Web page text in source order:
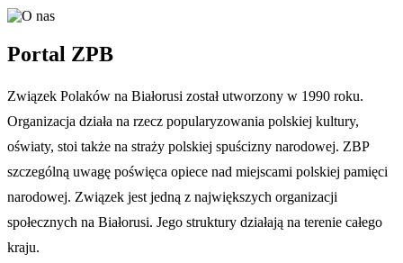
Portal ZPB
Związek Polaków na Białorusi został utworzony w 1990 roku.
Organizacja działa na rzecz popularyzowania polskiej kultury,
oświaty, stoi także na straży polskiej spuścizny narodowej. ZBP
szczególną uwagę poświęca opiece nad miejscami polskiej pamięci
narodowej. Związek jest jedną z największych organizacji
społecznych na Białorusi. Jego struktury działają na terenie całego
kraju.